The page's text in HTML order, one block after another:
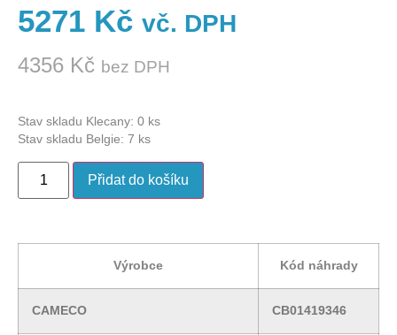
5271 Kč vč. DPH
4356 Kč bez DPH
Stav skladu Klecany: 0 ks
Stav skladu Belgie: 7 ks
Přidat do košíku
Výrobce Kód náhrady
CAMECO CB01419346